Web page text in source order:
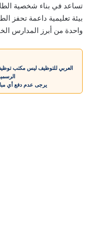
تساعد في بناء شخصية
بيئة تعليمية داعمة تحفز
واحدة من أبرز المدارس
العربي للتوظيف ليس مكتب
يرجى عدم دفع أي